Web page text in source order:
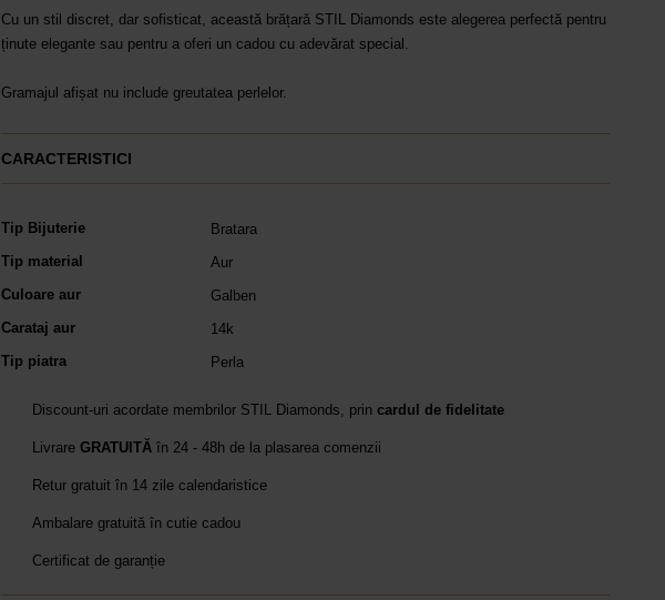
Cu un stil discret, dar sofisticat, această brățară STIL Diamonds este alegerea perfectă pentru
ținute elegante sau pentru a oferi un cadou cu adevărat special.
Gramajul afișat nu include greutatea perlelor.
CARACTERISTICI
Tip Bijuterie
Bratara
Tip material
Aur
Culoare aur
Galben
Carataj aur
14k
Tip piatra
Perla
Discount-uri acordate membrilor STIL Diamonds, prin cardul de fidelitate
Livrare GRATUITĂîn 24 - 48h de la plasarea comenzii
Retur gratuit în 14 zile calendaristice
Ambalare gratuită în cutie cadou
Certificat de garanție